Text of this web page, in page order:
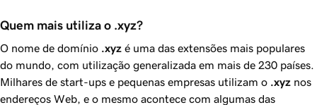
Quem mais utiliza o .xyz?
O nome de domínio .xyz é uma das extensões mais populares
do mundo, com utilização generalizada em mais de 230 países.
Milhares de start-ups e pequenas empresas utilizam o .xyz nos
endereços Web, e o mesmo acontece com algumas das